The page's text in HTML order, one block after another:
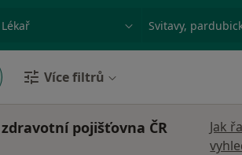
nemoc nebo příjmení Město nebo
Více filtrů
pojišťovna ČR
Jak